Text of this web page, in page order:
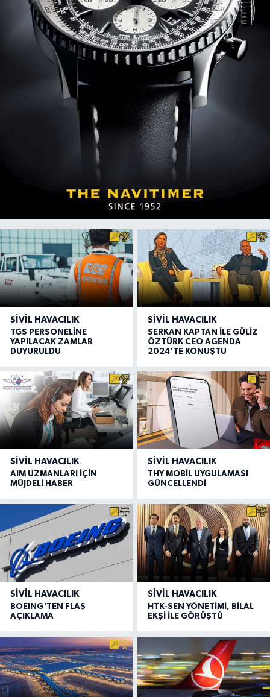
SIVIL HAVACILIK
TGS PERSONELİNE
YAPILACAK ZAMLAR
DUYURULDU
SIVIL HAVACILIK
SERKAN KAPTAN İLE GÜLİZ
ÖZTÜRK CEO AGENDA
2024'TE KONUŞTU
SIVIL HAVACILIK
AIM UZMANLARI İÇİN
MÜJDELİ HABER
SIVIL HAVACILIK
THY MOBİL UYGULAMASI
GÜNCELLENDİ
SIVIL HAVACILIK
BOEING'TEN FLAŞ
AÇIKLAMA
SIVIL HAVACILIK
HTK-SEN YÖNETİMİ, BİLAL
EKŞİ İLE GÖRÜŞTÜ